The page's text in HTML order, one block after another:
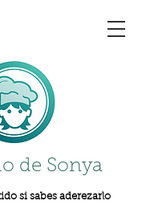
de Sonya
si sabes aderezarlo